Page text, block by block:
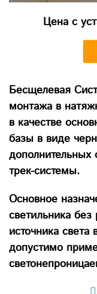
Цена с
Бесщелевая
монтажа в
в качестве
базы в виде
дополнительных
трек-системы.
Основное
светильника
источника
допустимо